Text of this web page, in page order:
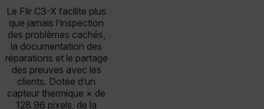
Le Flir C3-X facilite plus
que jamais l’inspection
des problèmes cachés,
la documentation des
réparations et le partage
des preuves avec les
clients. Dotée d’un
capteur thermique × de
128 96 pixels, de la